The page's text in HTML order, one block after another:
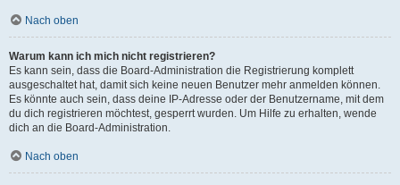
Nach oben
Warum kann ich mich nicht registrieren?
Es kann sein, dass die Board-Administration die Registrierung komplett
ausgeschaltet hat, damit sich keine neuen Benutzer mehr anmelden können.
Es könnte auch sein, dass deine IP-Adresse oder der Benutzername, mit dem
du dich registrieren möchtest, gesperrt wurden. Um Hilfe zu erhalten, wende
dich an die Board-Administration.
Nach oben